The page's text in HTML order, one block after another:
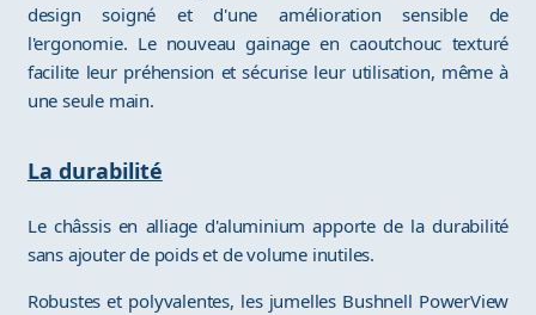
design soigné et d'une amélioration sensible de
l'ergonomie. Le nouveau gainage en caoutchouc texturé
facilite leur préhension et sécurise leur utilisation, même à
une seule main.
La durabilité
Le châssis en alliage d'aluminium apporte de la durabilité
sans ajouter de poids et de volume inutiles.
Robustes et polyvalentes, les jumelles Bushnell PowerView